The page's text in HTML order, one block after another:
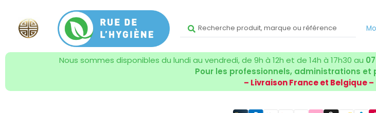
Nous sommes disponibles du lundi au vendredi, de 9h à 12h et de 14h à 17h30 au
Pour les professionnels, administrations et
– Livraison France et Belgique –